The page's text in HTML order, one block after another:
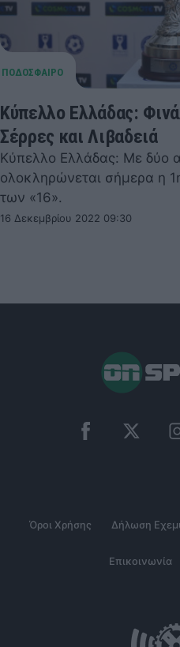
Κύπελλο Ελλάδας:
Σέρρες και Λιβαδειά
Κύπελλο Ελλάδας: Με δύο
ολοκληρώνεται σήμερα η
των «16».
16 Δεκεμβρίου 2022 09:30
Όροι Χρήσης Δήλωση
Επικοινωνία